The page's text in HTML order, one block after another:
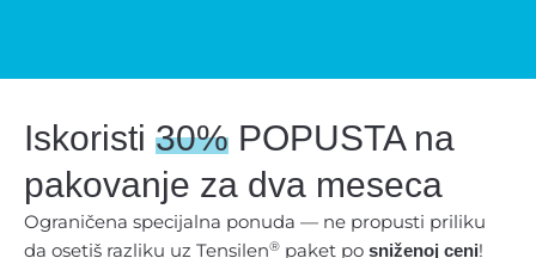
Iskoristi 30% POPUSTA na
pakovanje za dva meseca
Ograničena specijalna ponuda — ne propusti priliku
da osetiš razliku uz Tensilen® paket po sniženoj ceni!